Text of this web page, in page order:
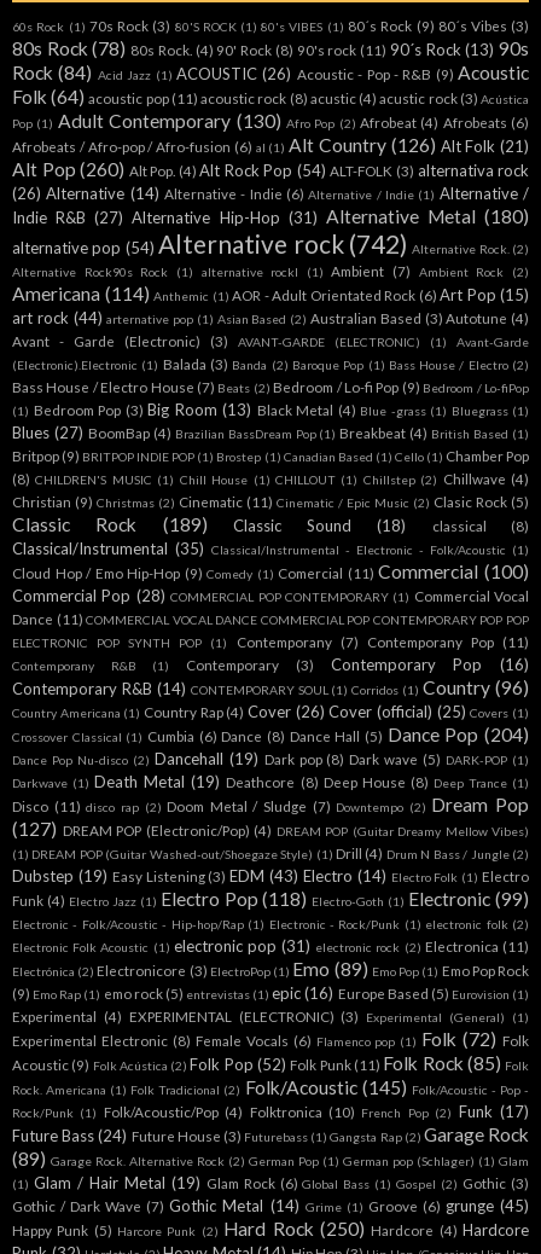
60s Rock (1) 70s Rock (3) 80'S ROCK (1) 80's VIBES (1) 80´s Rock (9) 80´s Vibes (3)
80s Rock (78) 80s Rock. (4) 90' Rock (8) 90's rock (11) 90´s Rock (13) 90s
Rock (84) Acid Jazz (1) ACOUSTIC (26) Acoustic - Pop - R&B (9) Acoustic
Folk (64) acoustic pop (11) acoustic rock (8) acustic (4) acustic rock (3) Acústica
Pop (1) Adult Contemporary (130) Afro Pop (2) Afrobeat (4) Afrobeats (6)
Afrobeats / Afro-pop / Afro-fusion (6) al (1) Alt Country (126) Alt Folk (21)
Alt Pop (260) Alt Pop. (4) Alt Rock Pop (54) ALT-FOLK (3) alternativa rock
(26) Alternative (14) Alternative - Indie (6) Alternative / Indie (1) Alternative /
Indie R&B (27) Alternative Hip-Hop (31) Alternative Metal (180)
alternative pop (54) Alternative rock (742) Alternative Rock. (2)
Alternative Rock90s Rock
(1) alternative rockl (1) Ambient (7) Ambient Rock (2)
Americana (114) Anthemic (1) AOR - Adult Orientated Rock (6) Art Pop (15)
art rock (44) arternative pop (1) Asian Based (2) Australian Based (3) Autotune (4)
Avant - Garde (Electronic)
(3) AVANT-GARDE (ELECTRONIC) (1)
Avant-Garde
(Electronic).Electronic (1) Balada (3) Banda (2) Baroque Pop (1) Bass House / Electro (2)
Bass House / Electro House (7) Beats (2) Bedroom / Lo-fi Pop (9) Bedroom / Lo-fiPop
(1) Bedroom Pop (3) Big Room (13) Black Metal (4) Blue -grass (1) Bluegrass (1)
Blues (27) BoomBap (4) Brazilian BassDream Pop (1) Breakbeat (4) British Based (1)
Britpop (9) BRITPOP INDIE POP (1) Brostep (1) Canadian Based (1) Cello (1) Chamber Pop
(8) CHILDREN'S MUSIC (1) Chill House (1) CHILLOUT (1) Chillstep (2) Chillwave (4)
Christian (9) Christmas (2) Cinematic (11) Cinematic / Epic Music (2) Clasic Rock (5)
Classic Rock (189) Classic Sound (18) classical (8)
Classical/Instrumental (35) Classical/Instrumental - Electronic - Folk/Acoustic (1)
Cloud Hop / Emo Hip-Hop (9) Comedy (1) Comercial (11) Commercial (100)
Commercial Pop (28) COMMERCIAL POP CONTEMPORARY (1) Commercial Vocal
Dance (11) COMMERCIAL VOCAL DANCE COMMERCIAL POP CONTEMPORARY POP POP
ELECTRONIC POP SYNTH POP
(1) Contemporany (7) Contemporany Pop (11)
Contemporany R&B (1) Contemporary (3) Contemporary Pop
(16)
Contemporary R&B (14) CONTEMPORARY SOUL (1) Corridos (1) Country (96)
Country Americana (1) Country Rap (4) Cover (26) Cover (official) (25) Covers (1)
Crossover Classical (1) Cumbia (6) Dance (8) Dance Hall (5) Dance Pop (204)
Dance Pop Nu-disco (2) Dancehall (19) Dark pop (8) Dark wave (5) DARK-POP (1)
Darkwave (1) Death Metal (19) Deathcore (8) Deep House (8) Deep Trance (1)
Disco (11) disco rap (2) Doom Metal / Sludge (7) Downtempo (2) Dream Pop
(127) DREAM POP (Electronic/Pop) (4) DREAM POP (Guitar Dreamy Mellow Vibes)
(1) DREAM POP (Guitar Washed-out/Shoegaze Style) (1) Drill (4) Drum N Bass / Jungle (2)
Dubstep (19) Easy Listening (3) EDM (43) Electro (14) Electro Folk (1) Electro
Funk (4) Electro Jazz (1) Electro Pop (118) Electro-Goth (1) Electronic (99)
Electronic - Folk/Acoustic - Hip-hop/Rap (1) Electronic - Rock/Punk (1) electronic folk (2)
Electronic Folk Acoustic (1) electronic pop (31) electronic rock (2) Electronica (11)
Electrónica (2) Electronicore (3) ElectroPop (1) Emo (89) Emo Pop (1) Emo Pop Rock
(9) Emo Rap (1) emo rock (5) entrevistas (1) epic (16) Europe Based (5) Eurovision (1)
Experimental (4) EXPERIMENTAL (ELECTRONIC) (3) Experimental (General) (1)
Experimental Electronic (8) Female Vocals (6) Flamenco pop (1) Folk (72) Folk
Acoustic (9) Folk Acústica (2) Folk Pop (52) Folk Punk (11) Folk Rock (85) Folk
Rock. Americana (1) Folk Tradicional (2) Folk/Acoustic (145) Folk/Acoustic - Pop -
Rock/Punk (1) Folk/Acoustic/Pop (4) Folktronica (10) French Pop (2) Funk (17)
Future Bass (24) Future House (3) Futurebass (1) Gangsta Rap (2) Garage Rock
(89) Garage Rock. Alternative Rock (2) German Pop (1) German pop (Schlager) (1) Glam
(1) Glam / Hair Metal (19) Glam Rock (6) Global Bass (1) Gospel (2) Gothic (3)
Gothic / Dark Wave (7) Gothic Metal (14) Grime (1) Groove (6) grunge (45)
Happy Punk (5) Harcore Punk (2) Hard Rock (250) Hardcore (4) Hardcore